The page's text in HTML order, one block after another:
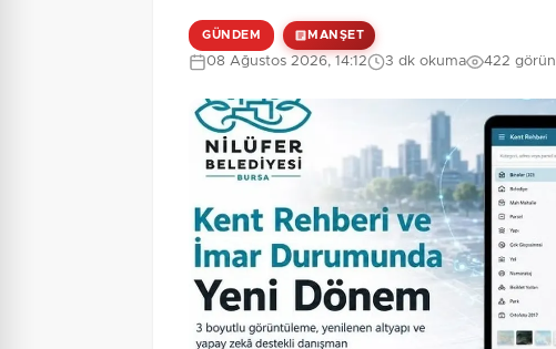
GÜNDEM MANŞET
08 Ağustos 2026, 14:12 3 dk okuma 422